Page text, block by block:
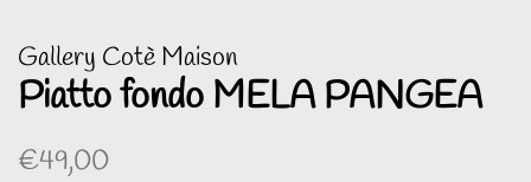
Gallery Cotè Maison
Piatto fondo MELA PANGEA
Prezzo
€49,00